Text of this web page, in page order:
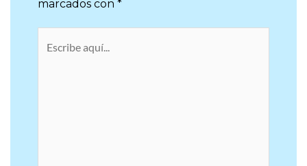
publicada. Los campos obligatorios están
Escribe